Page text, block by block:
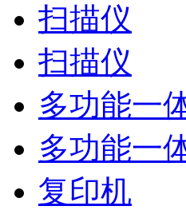
扫描仪
扫描仪
多功能一
多功能一
复印机